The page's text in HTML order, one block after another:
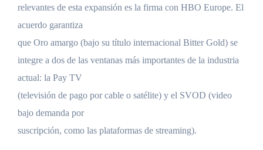
relevantes de esta expansión es la firma con HBO Europe. El
acuerdo garantiza
que Oro amargo (bajo su título internacional Bitter Gold) se
integre a dos de las ventanas más importantes de la industria
actual: la Pay TV
(televisión de pago por cable o satélite) y el SVOD (video
bajo demanda por
suscripción, como las plataformas de streaming).